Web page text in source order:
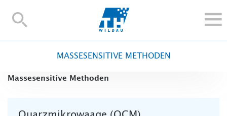
TH-
FORSCHUNG UND TRANSFER
HOCHSCHULE
MASSESENSITIVE METHODEN
Massesensitive Methoden